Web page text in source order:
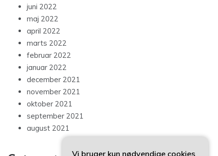
juni 2022
maj 2022
april 2022
marts 2022
februar 2022
januar 2022
december 2021
november 2021
oktober 2021
september 2021
august 2021
Vi bruger kun nødvendige cookies